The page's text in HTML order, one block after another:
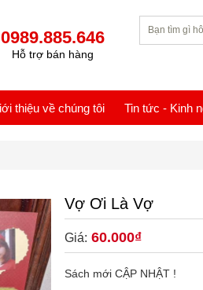
0989.885.646
Hỗ trợ bán hàng
thiệu về chúng tôi Tin tức - Kinh
Vợ Ơi Là Vợ
Giá: 60.000₫
Sách mới CẬP NHẬT !